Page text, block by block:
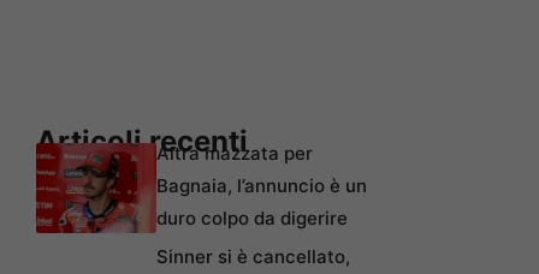
Articoli recenti
Altra mazzata per
Bagnaia, l’annuncio è un
duro colpo da digerire
Sinner si è cancellato,